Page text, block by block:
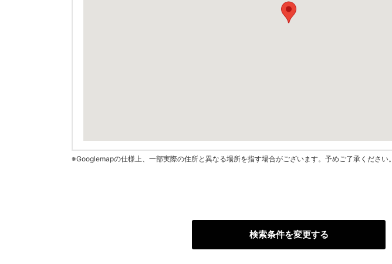
※Googlemapの仕様上、一部実際の住所と異なる場所を指す場合がございます。予めご了承ください。
検索条件を変更する